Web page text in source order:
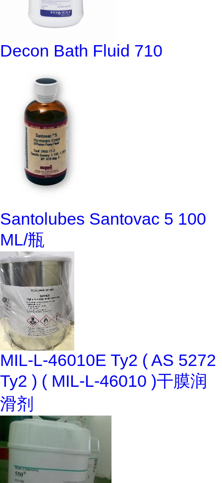
Decon Bath Fluid 710
Santolubes Santovac 5 100
ML/瓶
MIL-L-46010E Ty2 ( AS 5272
Ty2 ) ( MIL-L-46010 )干膜润
滑剂